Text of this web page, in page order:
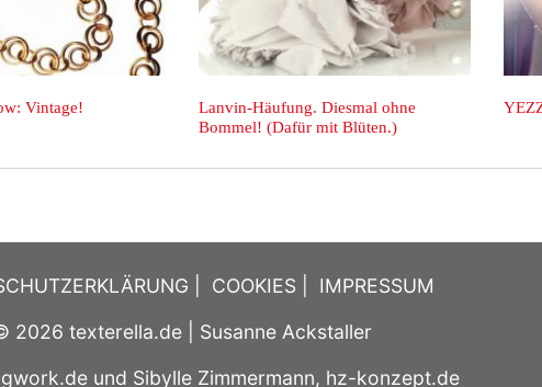
mehr
Das Taschendesaster. Immerhin:
Lanvin macht in Liebe.
Morgen,
COOKIES
IMPRESSUM
2026 texterella.de | Susanne Ackstaller
und Sibylle Zimmermann, hz-konzept.de